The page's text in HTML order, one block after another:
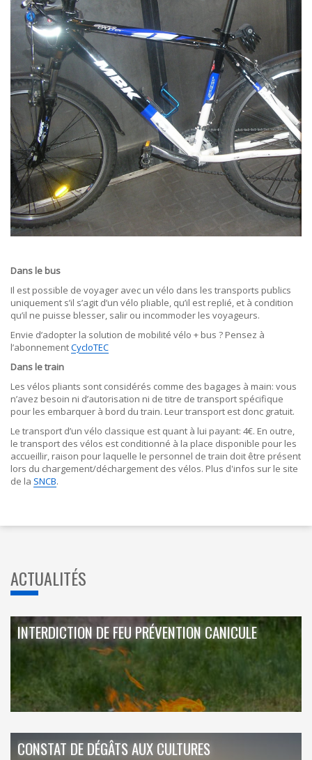
Dans le bus
Il est possible de voyager avec un vélo dans les transports publics
uniquement s’il s’agit d’un vélo pliable, qu’il est replié, et à condition
qu’il ne puisse blesser, salir ou incommoder les voyageurs.
Envie d’adopter la solution de mobilité vélo + bus ? Pensez à
l’abonnementCycloTEC
Dans le train
Les vélos pliants sont considérés comme des bagages à main: vous
n’avez besoin ni d’autorisation ni de titre de transport spécifique
pour les embarquer à bord du train. Leur transport est donc gratuit.
Le transport d’un vélo classique est quant à lui payant: 4€. En outre,
le transport des vélos est conditionné à la place disponible pour les
accueillir, raison pour laquelle le personnel de train doit être présent
lors du chargement/déchargement des vélos. Plus d'infos sur le site
de la SNCB.
ACTUALITÉS
INTERDICTION DE FEU PRÉVENTION CANICULE
CONSTAT DE DÉGÂTS AUX CULTURES